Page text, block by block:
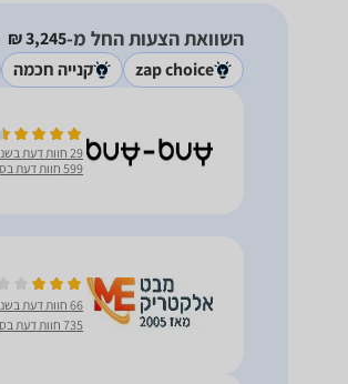
השוואת הצעות החל מ-3,245‏ ₪
zap choice
קנייה חכמה
29 חוות דעת בשנה האחרונה
599 חוות דעת בסך הכל
66 חוות דעת בשנה האחרונה
735 חוות דעת בסך הכל